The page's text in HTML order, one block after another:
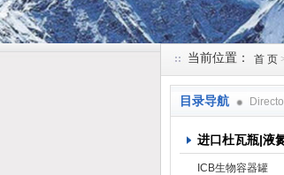
上海京工实业有限公司
当前位置： 首 页
目录导航
进口杜瓦瓶|液
ICB生物容器罐